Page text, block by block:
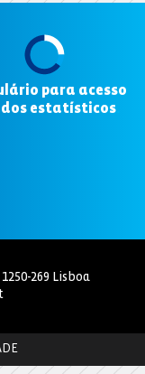
para acesso
estatísticos
269 Lisboa